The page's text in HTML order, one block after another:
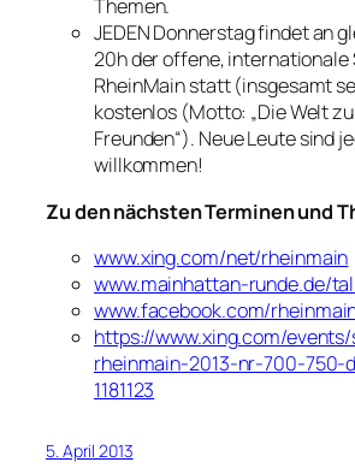
Themen.
JEDEN Donnerstag findet an
20h der offene,
RheinMain statt (insgesamt
kostenlos (Motto: „Die Welt
Freunden“). Neue Leute sind
willkommen!
Zu den nächsten Terminen und
www.xing.com/net/rheinmain
www.mainhattan-runde.de/
www.facebook.com/
https://www.xing.com/
rheinmain-2013-nr-700-750-
1181123
5. April 2013